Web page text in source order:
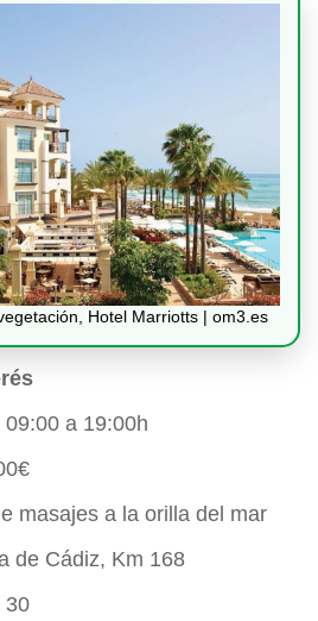
Hotel Marriotts | om3.es
09:00 a 19:00h
masajes a la orilla del mar
de Cádiz, Km 168
30